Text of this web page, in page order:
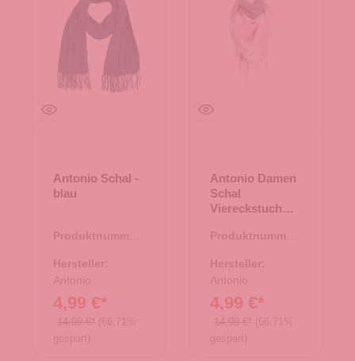
Antonio Schal -
blau
Produktnummer:
Hersteller:
Antonio
4,99 €*
14,99 €* (66.71%
gespart)
Antonio Damen
Schal
Viereckstuch
-Produktnummer:
Hersteller:
Antonio
4,99 €*
14,99 €* (66.71%
gespart)